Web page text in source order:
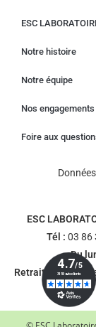
ESC
Notre histoire
Notre équipe
Nos engagements
Foire aux
ESC
Tél : 03 86
Du
Retrait des